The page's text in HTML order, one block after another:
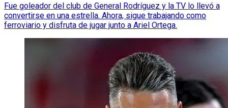
Fue goleador del club de General Rodríguez y la TV lo llevó a
convertirse en una estrella. Ahora, sigue trabajando como
ferroviario y disfruta de jugar junto a Ariel Ortega.